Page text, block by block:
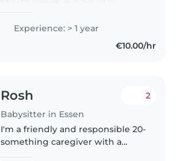
meinen Master in Deutschland.
Ich habe zwei kleine
Geschwister, um die ich mich
Experience: > 1 year
€10.00/hr
Rosh
Babysitter in Essen
2
I'm a friendly and responsible 20-
something caregiver with a